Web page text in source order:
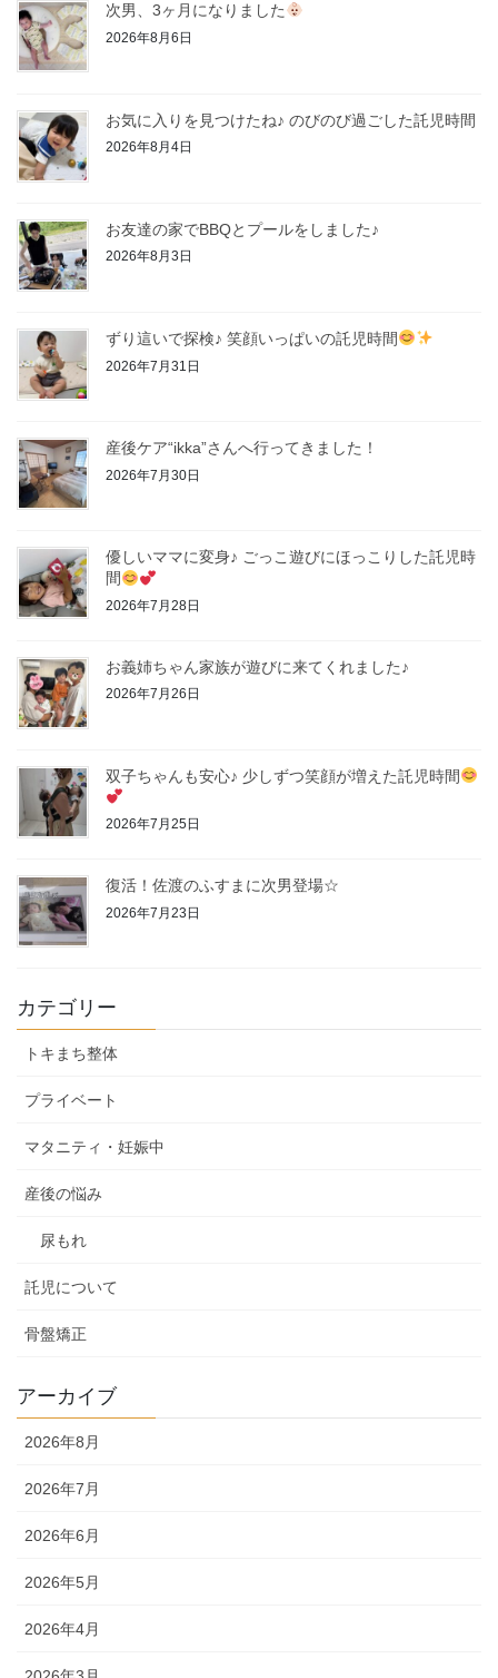
次男、3ヶ月になりました
2026年8月6日
お気に入りを見つけたね♪ のびのび過ごした託児時間
2026年8月4日
お友達の家でBBQとプールをしました♪
2026年8月3日
ずり這いで探検♪ 笑顔いっぱいの託児時間
2026年7月31日
産後ケア“ikka”さんへ行ってきました！
2026年7月30日
優しいママに変身♪ ごっこ遊びにほっこりした託児時
間
2026年7月28日
お義姉ちゃん家族が遊びに来てくれました♪
2026年7月26日
双子ちゃんも安心♪ 少しずつ笑顔が増えた託児時間
2026年7月25日
復活！佐渡のふすまに次男登場☆
2026年7月23日
カテゴリー
トキまち整体
プライベート
マタニティ・妊娠中
産後の悩み
尿もれ
託児について
骨盤矯正
アーカイブ
2026年8月
2026年7月
2026年6月
2026年5月
2026年4月